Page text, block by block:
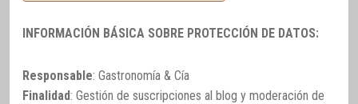
INFORMACIÓN BÁSICA SOBRE PROTECCIÓN DE DATOS:
Responsable: Gastronomía & Cía
Finalidad: Gestión de suscripciones al blog y moderación de